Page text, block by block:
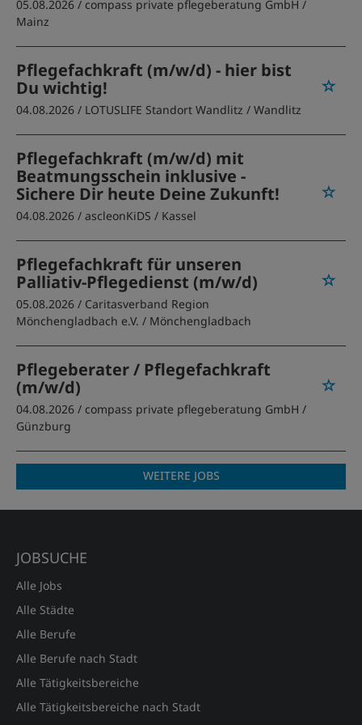
05.08.2026 / compass private pflegeberatung GmbH /
Mainz
Pflegefachkraft (m/w/d) - hier bist
Du wichtig!
04.08.2026 / LOTUSLIFE Standort Wandlitz / Wandlitz
Pflegefachkraft (m/w/d) mit
Beatmungsschein inklusive -
Sichere Dir heute Deine Zukunft!
04.08.2026 / ascleonKiDS / Kassel
Pflegefachkraft für unseren
Palliativ-Pflegedienst (m/w/d)
05.08.2026 / Caritasverband Region
Mönchengladbach e.V. / Mönchengladbach
Pflegeberater / Pflegefachkraft
(m/w/d)
04.08.2026 / compass private pflegeberatung GmbH /
Günzburg
WEITERE JOBS
JOBSUCHE
Alle Jobs
Alle Städte
Alle Berufe
Alle Berufe nach Stadt
Alle Tätigkeitsbereiche
Alle Tätigkeitsbereiche nach Stadt